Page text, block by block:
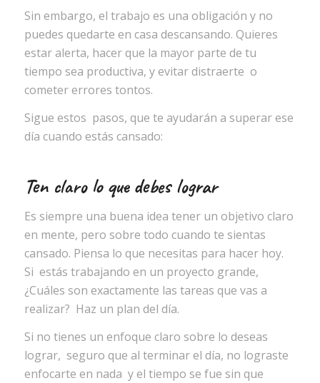
Sin embargo, el trabajo es una obligación y no
puedes quedarte en casa descansando. Quieres
estar alerta, hacer que la mayor parte de tu
tiempo sea productiva, y evitar distraerte o
cometer errores tontos.
Sigue estos pasos, que te ayudarán a superar ese
día cuando estás cansado:
Ten claro lo que debes lograr
Es siempre una buena idea tener un objetivo claro
en mente, pero sobre todo cuando te sientas
cansado. Piensa lo que necesitas para hacer hoy.
Si estás trabajando en un proyecto grande,
¿Cuáles son exactamente las tareas que vas a
realizar? Haz un plan del día.
Si no tienes un enfoque claro sobre lo deseas
lograr, seguro que al terminar el día, no lograste
enfocarte en nada y el tiempo se fue sin que